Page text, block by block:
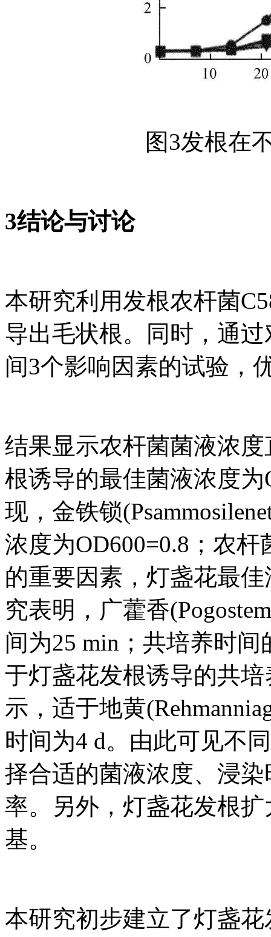
图3发根在
3结论与讨论
本研究利用发根农杆菌
导出毛状根。同时，通
间3个影响因素的试验，
结果显示农杆菌菌液浓
根诱导的最佳菌液浓度
现，金铁锁
浓度为OD600=0.8；农
的重要因素，灯盏花最
究表明，广藿香
间为25 min；共培养时
于灯盏花发根诱导的共
示，适于地黄
时间为4 d。由此可见不
择合适的菌液浓度、浸
率。另外，灯盏花发根
基。
本研究初步建立了灯盏